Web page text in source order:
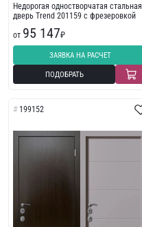
Недорогая одностворчатая стальная
дверь Trend 201159 с фрезеровкой
от 95 147₽
ЗАЯВКА НА РАСЧЕТ
ПОДОБРАТЬ
199152